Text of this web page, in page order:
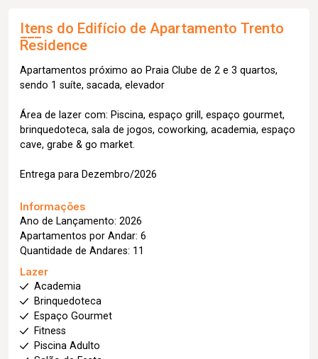
Itens do Edifício de Apartamento Trento
Residence
Apartamentos próximo ao Praia Clube de 2 e 3 quartos,
sendo 1 suíte, sacada, elevador
Área de lazer com: Piscina, espaço grill, espaço gourmet,
brinquedoteca, sala de jogos, coworking, academia, espaço
cave, grabe & go market.
Entrega para Dezembro/2026
Informações
Ano de Lançamento: 2026
Apartamentos por Andar: 6
Quantidade de Andares: 11
Lazer
Academia
Brinquedoteca
Espaço Gourmet
Fitness
Piscina Adulto